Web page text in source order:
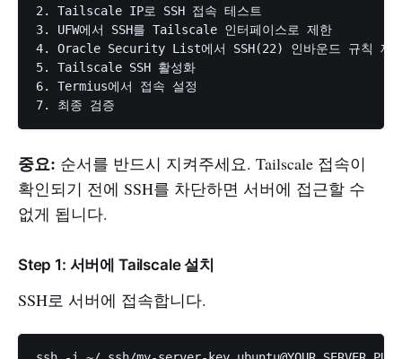
2. Tailscale IP로 SSH 접속 테스트
3. UFW에서 SSH를 Tailscale 인터페이스로 제한
4. Oracle Security List에서 SSH(22) 인바운드 규칙 제
5. Tailscale SSH 활성화
6. Termius에서 접속 설정
중요: 순서를 반드시 지켜주세요. Tailscale 접속이
확인되기 전에 SSH를 차단하면 서버에 접근할 수
없게 됩니다.
Step 1: 서버에 Tailscale 설치
SSH로 서버에 접속합니다.